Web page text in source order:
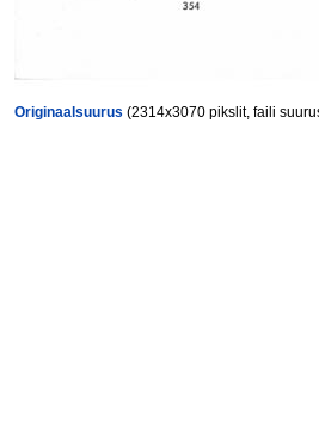
Originaalsuurus (2314x3070 pikslit, faili